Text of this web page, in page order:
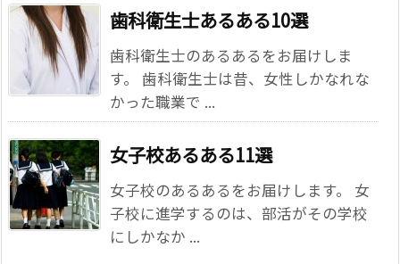
歯科衛生士あるある10選
歯科衛生士のあるあるをお届けしま
す。 歯科衛生士は昔、女性しかなれな
かった職業で ...
女子校あるある11選
女子校のあるあるをお届けします。 女
子校に進学するのは、部活がその学校
にしかなか ...